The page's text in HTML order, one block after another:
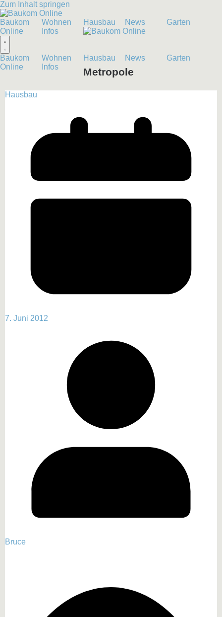
Zum Inhalt springen
Baukom
Online
Wohnen Hausbau News
Garten
Infos
Baukom
Online
Wohnen Hausbau News
Garten
Infos
Metropole
Hausbau
7. Juni 2012
Bruce